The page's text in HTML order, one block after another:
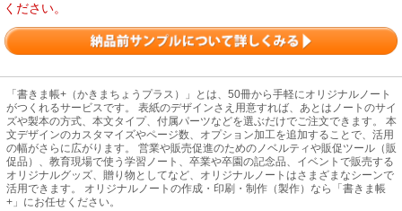
ください。
「書きま帳+（かきまちょうプラス）」とは、50冊から手軽にオリジナルノート
がつくれるサービスです。 表紙のデザインさえ用意すれば、あとはノートのサイ
ズや製本の方式、本文タイプ、付属パーツなどを選ぶだけでご注文できます。 本
文デザインのカスタマイズやページ数、オプション加工を追加することで、活用
の幅がさらに広がります。 営業や販売促進のためのノベルティや販促ツール（販
促品）、教育現場で使う学習ノート、卒業や卒園の記念品、イベントで販売する
オリジナルグッズ、贈り物としてなど、オリジナルノートはさまざまなシーンで
活用できます。 オリジナルノートの作成・印刷・制作（製作）なら「書きま帳
+」にお任せください。